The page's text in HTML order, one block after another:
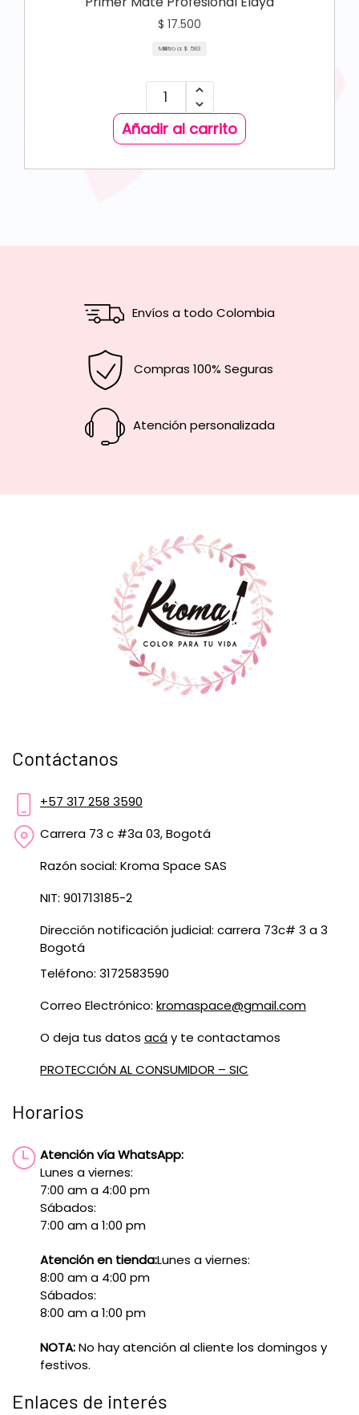
$ 17.500
Mililitro a: $ 583
Añadir al carrito
Envíos a todo Colombia
Compras 100% Seguras
Atención personalizada
Contáctanos
+57 317 258 3590
Carrera 73 c #3a 03, Bogotá
Razón social: Kroma Space SAS
NIT: 901713185-2
Dirección notificación judicial: carrera 73c# 3 a 3
Bogotá
Teléfono: 3172583590
Correo Electrónico: kromaspace@gmail.com
O deja tus datos acáy te contactamos
PROTECCIÓN AL CONSUMIDOR – SIC
Horarios
Atención vía WhatsApp:
Lunes a viernes:
7:00 am a 4:00 pm
Sábados:
7:00 am a 1:00 pm
Atención en tienda:Lunes a viernes:
8:00 am a 4:00 pm
Sábados:
8:00 am a 1:00 pm
NOTA:No hay atención al cliente los domingos y
festivos.
Enlaces de interés